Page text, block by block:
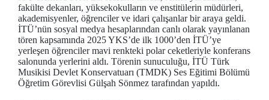
fakülte dekanları, yüksekokulların ve enstitülerin müdürleri,
akademisyenler, öğrenciler ve idari çalışanlar bir araya geldi.
İTÜ’nün sosyal medya hesaplarından canlı olarak yayınlanan
tören kapsamında 2025 YKS’de ilk 1000’den İTÜ’ye
yerleşen öğrenciler mavi renkteki polar ceketleriyle konferans
salonunda yerlerini aldı. Törenin sunuculuğu, İTÜ Türk
Musikisi Devlet Konservatuarı (TMDK) Ses Eğitimi Bölümü
Öğretim Görevlisi Gülşah Sönmez tarafından yapıldı.